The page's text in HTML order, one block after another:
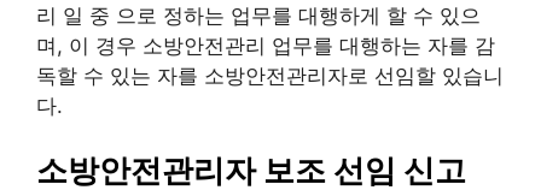
리 일 중 으로 정하는 업무를 대행하게 할 수 있으
며, 이 경우 소방안전관리 업무를 대행하는 자를 감
독할 수 있는 자를 소방안전관리자로 선임할 있습니
다.
소방안전관리자 보조 선임 신고